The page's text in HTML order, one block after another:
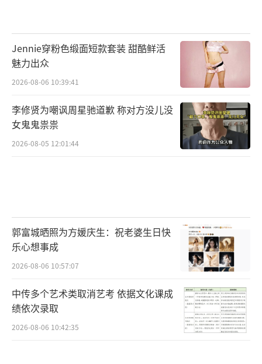
Jennie穿粉色缎面短款套装 甜酷鲜活
魅力出众
2026-08-06 10:39:41
李修贤为嘲讽周星驰道歉 称对方没儿没
女鬼鬼祟祟
2026-08-05 12:01:44
郭富城晒照为方媛庆生：祝老婆生日快
乐心想事成
2026-08-06 10:57:07
中传多个艺术类取消艺考 依据文化课成
绩依次录取
2026-08-06 10:42:35